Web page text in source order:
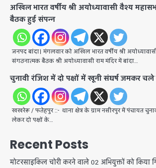
अखिल भारत वर्षीय श्री अयोध्यावासी वैश्य
बैठक हुई संपन्न
जनपद बांदा। मंगलवार को अखिल भारत वर्षीय श्री
संगठनात्मक बैठक श्री अयोध्यावासी राम मंदिर में बांदा…
चुनावी रंजिश में दो पक्षों में खूनी संघर्ष जमकर
खखरेरू / फतेहपुर ::- थाना क्षेत्र के ग्राम नसीरपुर में पंचायत
लेकर दो पक्षों के…
Recent Posts
मोटरसाइकिल चोरी करने वाले 02 अभियुक्तों को किया